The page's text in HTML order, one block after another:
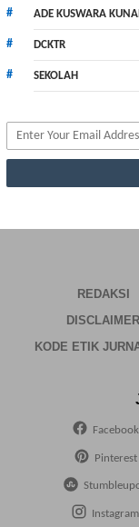
ADE KUSWARA
DCKTR
SEKOLAH
REDAKSI
DISCLAIMER
KODE ETIK
Facebook
Pinterest
Instagram